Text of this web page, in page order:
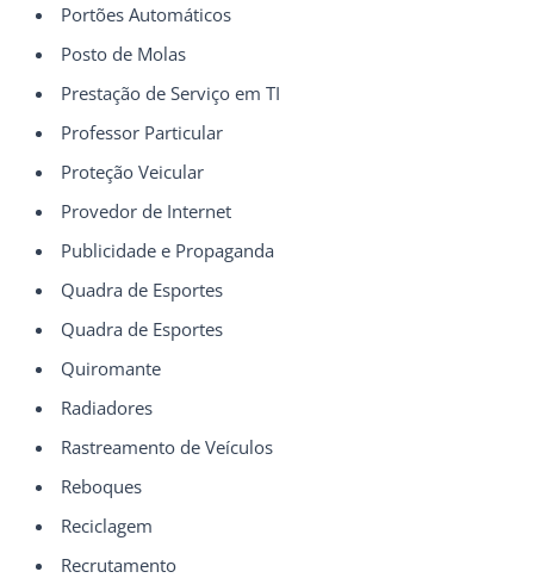
Portões Automáticos
Posto de Molas
Prestação de Serviço em TI
Professor Particular
Proteção Veicular
Provedor de Internet
Publicidade e Propaganda
Quadra de Esportes
Quadra de Esportes
Quiromante
Radiadores
Rastreamento de Veículos
Reboques
Reciclagem
Recrutamento